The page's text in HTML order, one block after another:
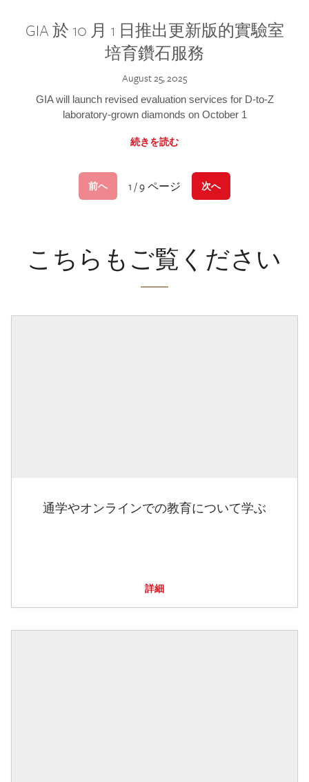
GIA 於 10 月 1 日推出更新版的實驗室
培育鑽石服務
August 25, 2025
GIA will launch revised evaluation services for D-to-Z
laboratory-grown diamonds on October 1
続きを読む
前へ 1 / 9 ページ 次へ
こちらもご覧ください
通学やオンラインでの教育について学ぶ
詳細